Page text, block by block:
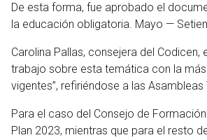
De esta forma, fue aprobado el
la educación obligatoria. Mayo —
Carolina Pallas, consejera del
trabajo sobre esta temática con la
vigentes”, refiriéndose a las
Para el caso del Consejo de
Plan 2023, mientras que para el resto